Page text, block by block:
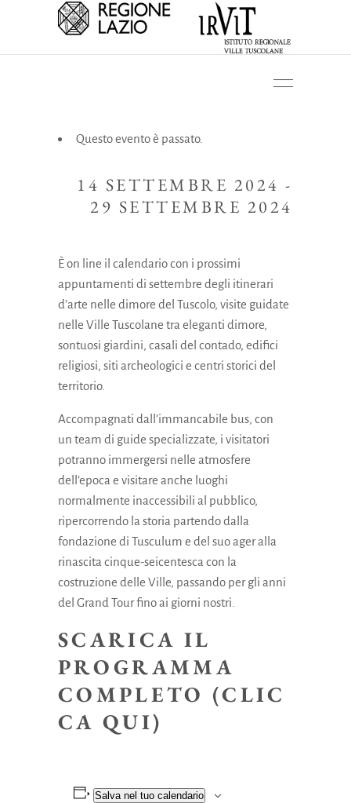
Questo evento è passato.
14 SETTEMBRE 2024 -
29 SETTEMBRE 2024
È on line il calendario con i prossimi
appuntamenti di settembre degli itinerari
d’arte nelle dimore del Tuscolo, visite guidate
nelle Ville Tuscolane tra eleganti dimore,
sontuosi giardini, casali del contado, edifici
religiosi, siti archeologici e centri storici del
territorio.
Accompagnati dall’immancabile bus, con
un team di guide specializzate, i visitatori
potranno immergersi nelle atmosfere
dell’epoca e visitare anche luoghi
normalmente inaccessibili al pubblico,
ripercorrendo la storia partendo dalla
fondazione di Tusculum e del suo ager alla
rinascita cinque-seicentesca con la
costruzione delle Ville, passando per gli anni
del Grand Tour fino ai giorni nostri.
SCARICA IL
PROGRAMMA
COMPLETO (CLIC
CA QUI)
Salva nel tuo calendario